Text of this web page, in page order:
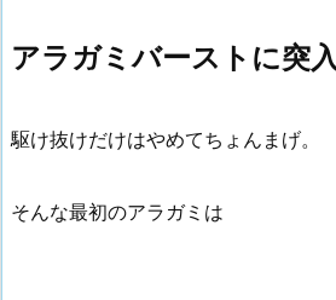
アラガミバーストに突
駆け抜けだけはやめてちょんまげ。
そんな最初のアラガミは